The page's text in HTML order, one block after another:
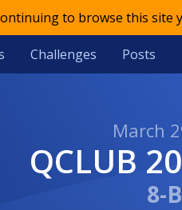
to browse this
Challenges Posts
March
QCLUB
8-